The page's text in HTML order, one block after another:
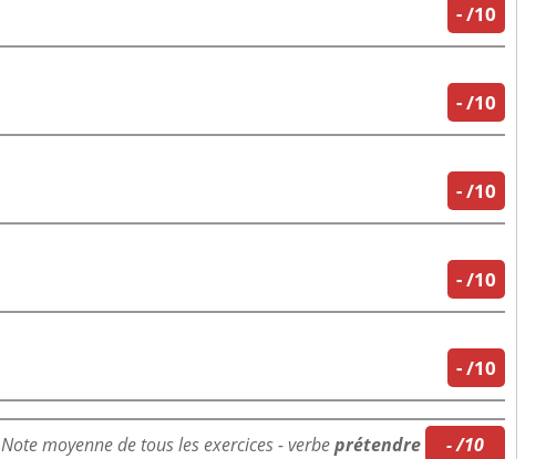
-/10
-/10
-/10
-/10
-/10
Note moyenne de tous les exercices - verbeprétendre - /10